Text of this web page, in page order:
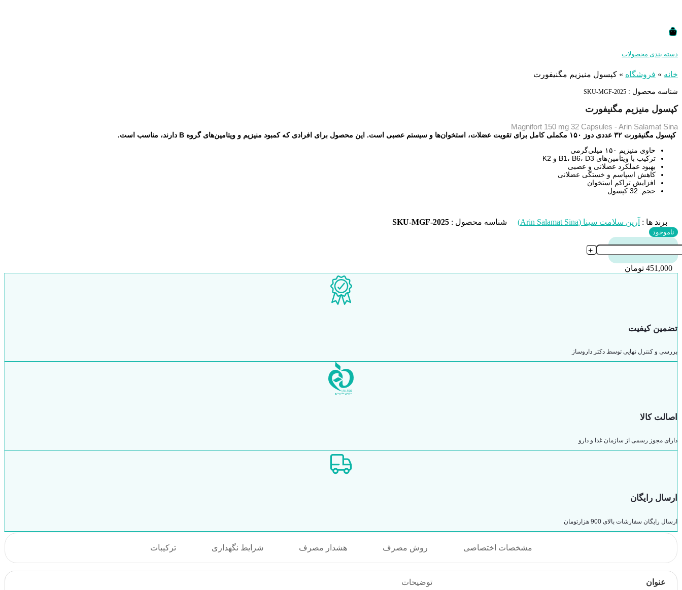
دسته بندی محصولات
خانه » فروشگاه » کپسول منیزیم مگنیفورت
شناسه محصول : SKU-MGF-2025
کپسول منیزیم مگنیفورت
Magnifort 150 mg 32 Capsules - Arin Salamat Sina
کپسول مگنیفورت ۳۲ عددی دوز ۱۵۰ مکملی کامل برای تقویت عضلات، استخوان‌ها و سیستم عصبی است. این محصول برای افرادی که کمبود منیزیم و ویتامین‌های گروه B دارند، مناسب است.
حاوی منیزیم ۱۵۰ میلی‌گرمی
ترکیب با ویتامین‌های B1، B6، D3 و K2
بهبود عملکرد عضلانی و عصبی
کاهش اسپاسم و خستگی عضلانی
افزایش تراکم استخوان
حجم: 32 کپسول
برند ها : آرین سلامت سینا (Arin Salamat Sina) شناسه محصول : SKU-MGF-2025
ناموجود
+
451,000 تومان
تضمین کیفیت
بررسی و کنترل نهایی توسط دکتر داروساز
اصالت کالا
دارای مجوز رسمی از سازمان غذا و دارو
ارسال رایگان
ارسال رایگان سفارشات بالای 900 هزارتومان
مشخصات اختصاصی روش مصرف هشدار مصرف شرایط نگهداری ترکیبات
عنوان توضیحات